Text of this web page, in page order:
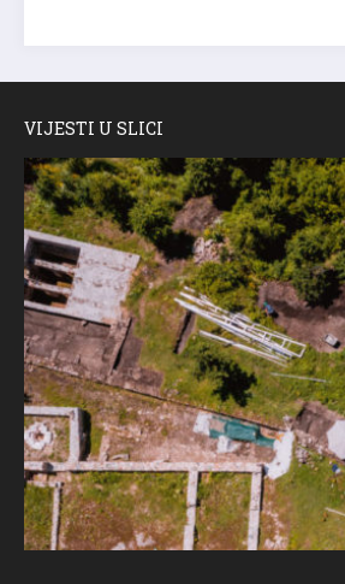
VIJESTI U SLICI